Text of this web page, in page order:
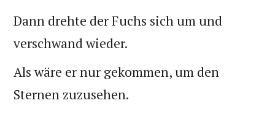
Dann drehte der Fuchs sich um und
verschwand wieder.
Als wäre er nur gekommen, um den
Sternen zuzusehen.